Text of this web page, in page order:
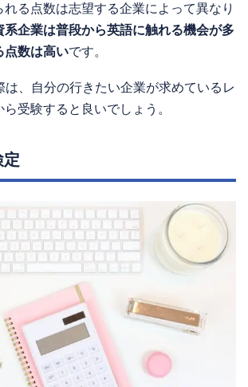
れる点数は志望する企業によって異なり
系企業は普段から英語に触れる機会が多
点数は高いです。
は、自分の行きたい企業が求めているレ
受験すると良いでしょう。